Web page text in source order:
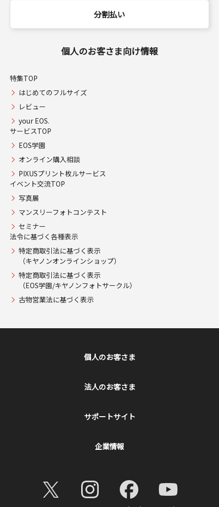
分割払い
個人のお客さま向け情報
特集TOP
はじめてのフルサイズ
レビュー
your EOS.
サービスTOP
EOS学園
オンライン購入相談
PIXUSプリント枚ルサービス
イベント交流TOP
写真展
マンスリーフォトコンテスト
セミナー
法令に基づく各種表示
特定商取引法に基づく表示
（キヤノンオンラインショップ）
特定商取引法に基づく表示
（EOS学園/キヤノンフォトサークル）
古物営業法に基づく表示
個人のお客さま
法人のお客さま
サポートサイト
企業情報